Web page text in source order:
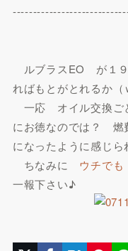
ルブラスEO が１９
ればもとがとれるか（
一応 オイル交換ご
にお徳なのでは？ 燃
になったように感じら
ちなみに ウチで
一報下さい♪